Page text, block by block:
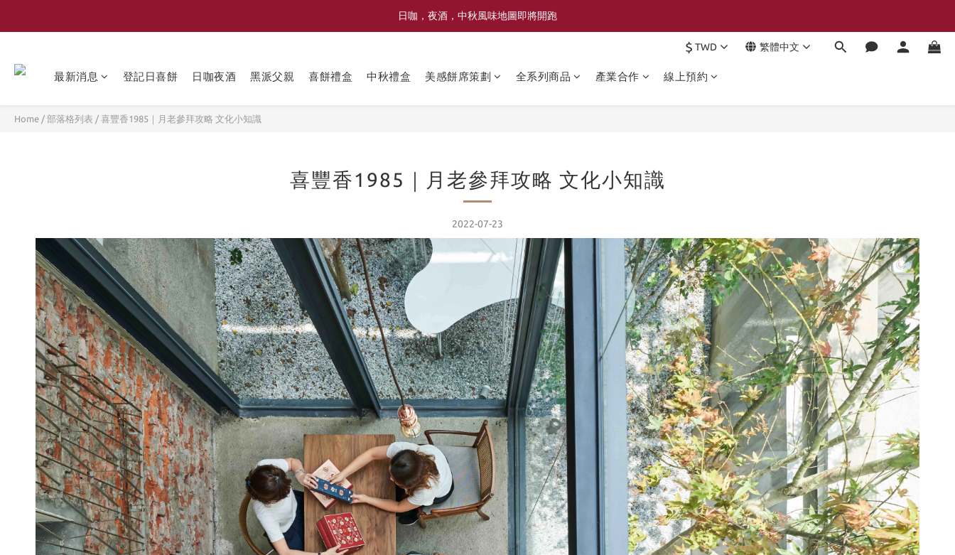
喜豐香1985 × 薑薑小姐花藝工作室｜登記日系列 手捧花｜5月–7月限定
日咖，夜酒，中秋風味地圖即將開跑
$ TWD 繁體中文
最新消息 登記日喜餅 日咖夜酒 黑派父親 喜餅禮盒 中秋禮盒 美感餅席策劃 全系列商品 產業合作 線上預約
Home / 部落格列表 / 喜豐香1985｜月老參拜攻略 文化小知識
喜豐香1985｜月老參拜攻略 文化小知識
2022-07-23